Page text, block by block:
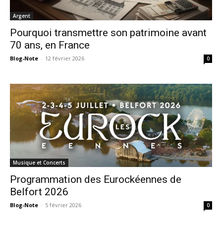
Argent
Pourquoi transmettre son patrimoine avant
70 ans, en France
Blog-Note - 12 février 2026 0
Musique et Concerts
Programmation des Eurockéennes de
Belfort 2026
Blog-Note - 5 février 2026 0